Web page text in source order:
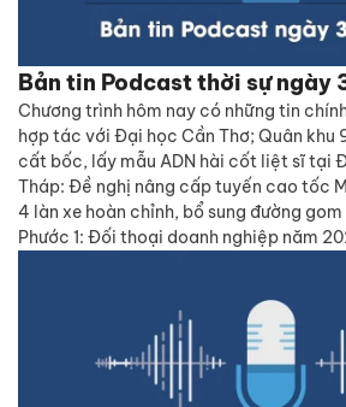
Bản tin Podcast thời sự ngày
Chương trình hôm nay có những tin
hợp tác với Đại học Cần Thơ; Quân khu
cất bốc, lấy mẫu ADN hài cốt liệt sĩ tại
Tháp: Đề nghị nâng cấp tuyến cao tốc
4 làn xe hoàn chỉnh, bổ sung đường gom
Phước 1: Đối thoại doanh nghiệp năm